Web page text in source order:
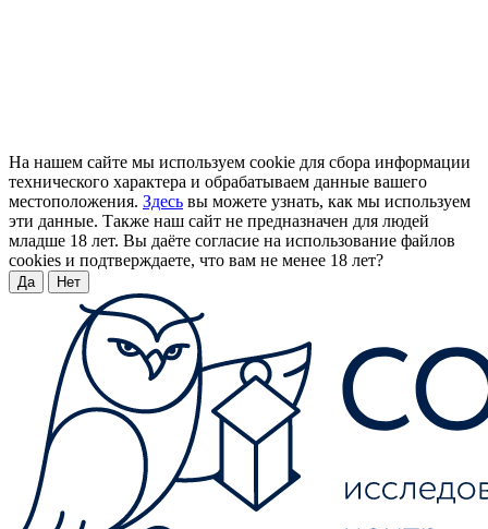
На нашем сайте мы используем cookie для сбора информации
технического характера и обрабатываем данные вашего
местоположения. Здесь вы можете узнать, как мы используем
эти данные. Также наш сайт не предназначен для людей
младше 18 лет. Вы даёте согласие на использование файлов
cookies и подтверждаете, что вам не менее 18 лет?
Да Нет